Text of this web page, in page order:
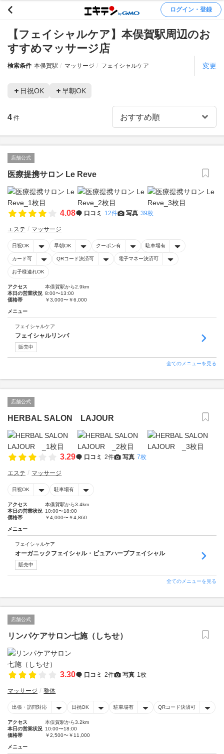
ログイン・登録
【フェイシャルケア】本俣賀駅周辺のお
すすめマッサージ店
検索条件 本俣賀駅 マッサージ フェイシャルケア 変更
日祝OK 早朝OK
4 件
店舗公式
医療提携サロン Le Reve
4.08 口コミ 12件 写真 39枚
エステ マッサージ
日祝OK 早朝OK クーポン有 駐車場有
カード可 QRコード決済可 電子マネー決済可
お子様連れOK
アクセス
本俣賀駅から2.9km
本日の営業状況 8:00〜13:00
価格帯
￥3,000〜￥6,000
メニュー
フェイシャルケア
フェイシャルリンパ
販売中
全てのメニューを見る
店舗公式
HERBAL SALON LAJOUR
3.29 口コミ 2件 写真 7枚
エステ マッサージ
日祝OK 駐車場有
アクセス
本俣賀駅から3.4km
本日の営業状況 10:00〜18:00
価格帯
￥4,000〜￥4,860
メニュー
フェイシャルケア
オーガニックフェイシャル・ピュアハーブフェイシャル
販売中
全てのメニューを見る
店舗公式
リンパケアサロン七施（しちせ）
3.30 口コミ 2件 写真 1枚
マッサージ 整体
出張・訪問対応 日祝OK 駐車場有 QRコード決済可
アクセス
本俣賀駅から3.2km
本日の営業状況 10:00〜18:00
価格帯
￥2,500〜￥11,000
メニュー